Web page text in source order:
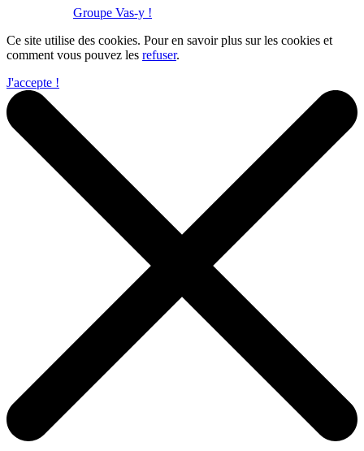
Groupe Vas-y !
Ce site utilise des cookies. Pour en savoir plus sur les cookies et
comment vous pouvez les refuser.
J'accepte !